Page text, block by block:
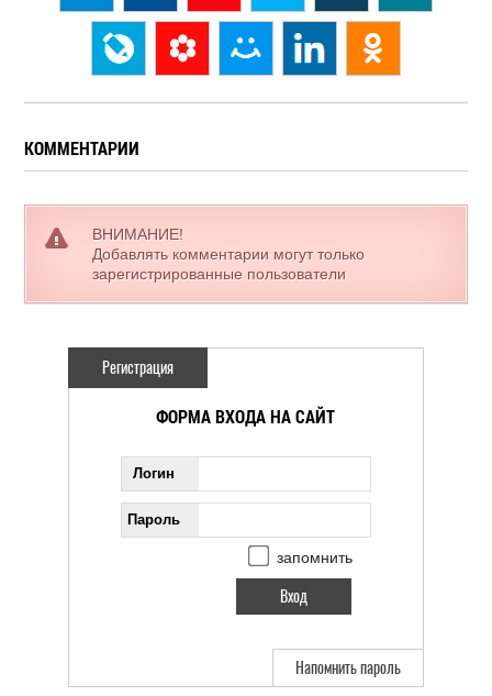
КОММЕНТАРИИ
ВНИМАНИЕ!
Добавлять комментарии могут только
зарегистрированные пользователи
Регистрация
ФОРМА ВХОДА НА САЙТ
Логин
Пароль
запомнить
Напомнить пароль